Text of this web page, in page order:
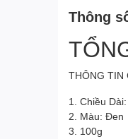
Thông
THÔNG TIN
1. Chiều
2. Màu: Đen
3. 100g